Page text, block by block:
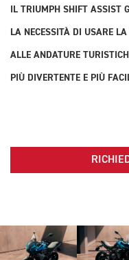
IL TRIUMPH SHIFT ASSIST
LA NECESSITÀ DI USARE
ALLE ANDATURE
PIÙ DIVERTENTE E PIÙ